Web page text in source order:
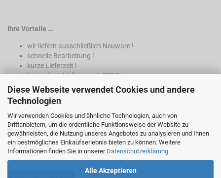
Diese Webseite verwendet Cookies und andere
Technologien
Wir verwenden Cookies und ähnliche Technologien, auch von
Drittanbietern, um die ordentliche Funktionsweise der Website zu
gewährleisten, die Nutzung unseres Angebotes zu analysieren und Ihnen
ein bestmögliches Einkaufserlebnis bieten zu können. Weitere
Informationen finden Sie in unserer Datenschutzerklärung.
Alle Akzeptieren
Ihre Vorteile ...
wir liefern ausschließlich Neuware !
schnelle Bearbeitung !
kurze Lieferzeit !
kostenfreie Lieferung ab 200€*
* nur innerhalb Deutschland